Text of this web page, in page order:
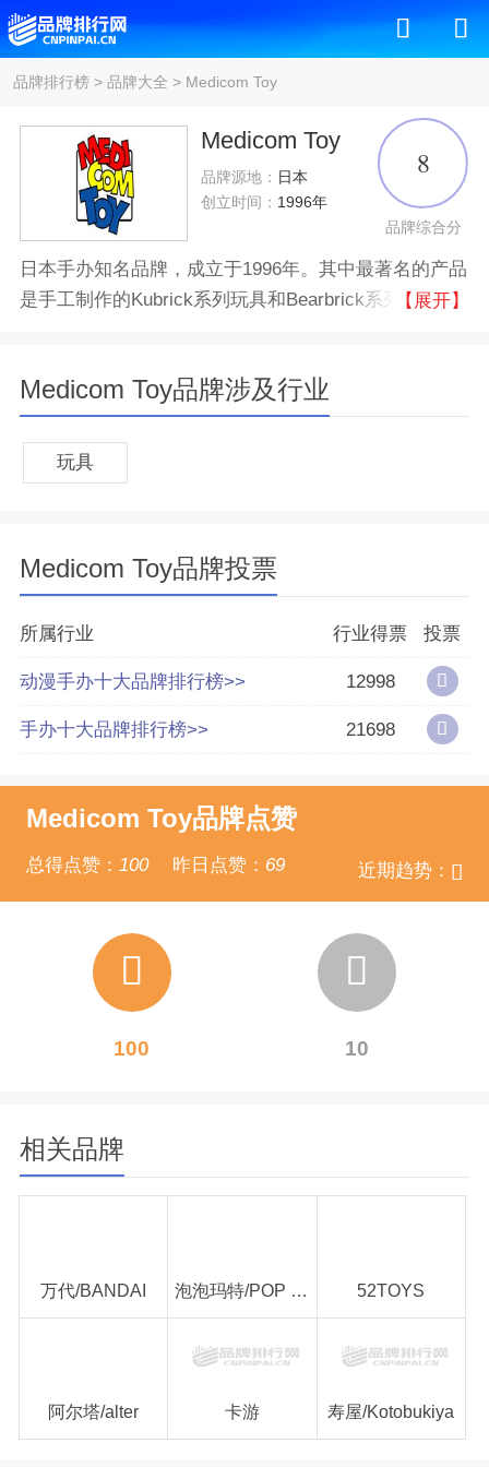
品牌排行榜> 品牌大全 > Medicom Toy
Medicom Toy
品牌源地： 日本
创立时间： 1996年
8
品牌综合分
日本手办知名品牌，成立于1996年。其中最著名的产品
是手工制作的Kubrick系列玩具和Bearbrick系列玩具，
品牌认证
所属公司
好评率
参与榜单数 正在搜集整理个
得票数 34697
【展开】
Medicom Toy品牌涉及行业
玩具
Medicom Toy品牌投票
所属行业 行业得票 投票
动漫手办十大品牌排行榜>> 12998
手办十大品牌排行榜>> 21698
Medicom Toy品牌点赞
近期趋势：
总得点赞： 100 昨日点赞： 69
100 10
相关品牌
万代/BANDAI 泡泡玛特/POP MART 52TOYS
阿尔塔/alter 卡游 寿屋/Kotobukiya